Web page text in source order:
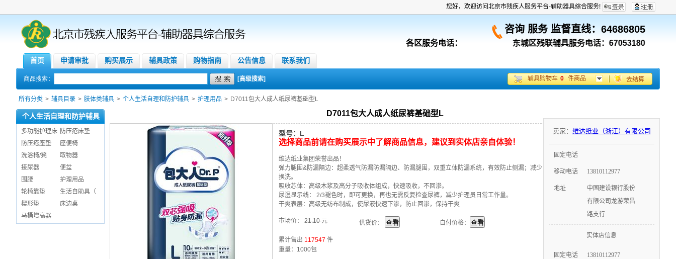
您好，欢迎访问北京市残疾人服务平台-辅助器具综合服务!
咨询 服务 监督直线： 64686805
各区服务电话： 东城区残联辅具服务电话：67053180； 西城区残联
首页 申请审批 购买展示 辅具政策 购物指南 公告信息 联系我们
商品搜索： [高级搜索] 辅具购物车 0 件商品 去结算
所有分类 > 辅具目录 > 肢体类辅具 > 个人生活自理和防护辅具 > 护理用品 > D7011包大人成人纸尿裤基础型L
个人生活自理和防护辅具
多功能护理床 防压疮床垫
防压疮座垫
座便椅
洗浴椅/凳
取物器
接尿器
便盆
围腰
护理用品
轮椅靠垫
生活自助具（
楔形垫
床边桌
马桶增高器
D7011包大人成人纸尿裤基础型L
卖家： 维达纸业（浙江）有限公司
固定电话
移动电话 13810112977
地址
中国建设银行股份
有限公司龙游荣昌
路支行
实体店信息
固定电话 13810112977
型号：L
选择商品前请在购买展示中了解商品信息，建议到实体店亲自体验！
维达纸业集团荣誉出品！
弹力腿围&防漏隔边：超柔透气防漏防漏隔边、防漏腿围，双重立体防漏系统，有效防止侧漏；减少
换洗。
吸收芯体：高级木浆及高分子吸收体组成，快速吸收，不回渗。
尿湿显示线： 2/3褪色时，即可更换，再也无需反复检查尿裤，减少护理员日常工作量。
干爽表层：高级无纺布制成，使尿液快速下渗，防止回渗，保持干爽
市场价： 21.10元 供货价： 自付价格：
累计售出 117547 件
重量：1000包